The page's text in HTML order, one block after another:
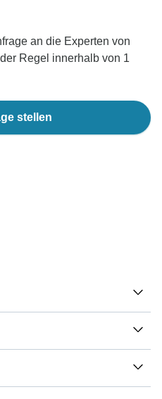
an die Experten von
Regel innerhalb von 1
stellen